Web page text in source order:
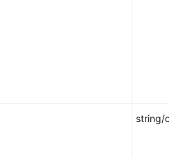
string/